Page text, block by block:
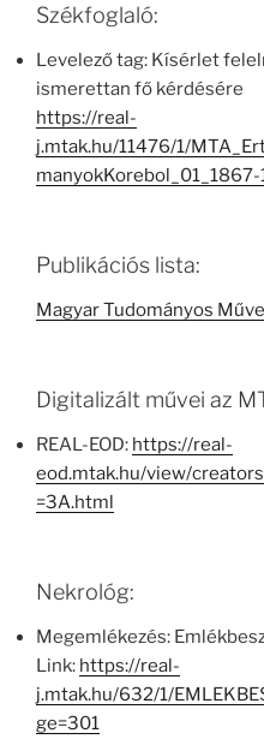
Székfoglaló:
Levelező tag: Kísérlet
ismerettan fő kérdésére
https://real-
j.mtak.hu/11476/1/
Publikációs lista:
Magyar Tudományos
Digitalizált művei az
REAL-EOD: https://real-
eod.mtak.hu/view/
=3A.html
Nekrológ:
Megemlékezés:
Link: https://real-
j.mtak.hu/632/1/
ge=301